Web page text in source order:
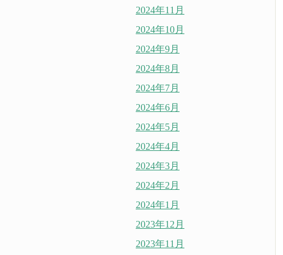
2024年11月
2024年10月
2024年9月
2024年8月
2024年7月
2024年6月
2024年5月
2024年4月
2024年3月
2024年2月
2024年1月
2023年12月
2023年11月